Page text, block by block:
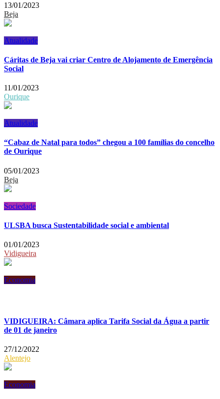
13/01/2023
Beja
Atualidade
Cáritas de Beja vai criar Centro de Alojamento de Emergência
Social
11/01/2023
Ourique
Atualidade
“Cabaz de Natal para todos” chegou a 100 famílias do concelho
de Ourique
05/01/2023
Beja
Sociedade
ULSBA busca Sustentabilidade social e ambiental
01/01/2023
Vidigueira
Economia
VIDIGUEIRA: Câmara aplica Tarifa Social da Água a partir
de 01 de janeiro
27/12/2022
Alentejo
Economia